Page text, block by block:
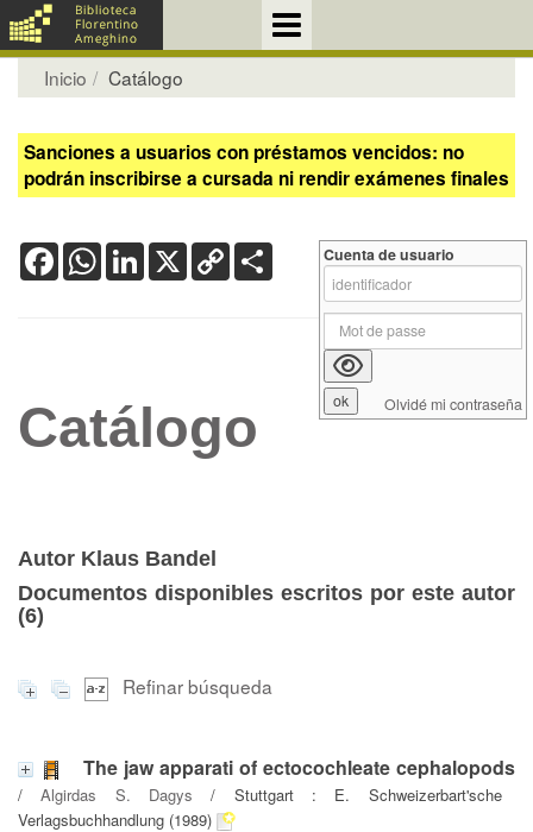
Inicio Catálogo
Sanciones a usuarios con préstamos vencidos: no
podrán inscribirse a cursada ni rendir exámenes finales
FacebookWhatsApp
LinkedIn
X Copy
Link
Catálogo
Autor Klaus Bandel
Documentos disponibles escritos por este autor
(6)
Refinar búsqueda
The jaw apparati of ectocochleate cephalopods
/Algirdas S. Dagys / Stuttgart : E. Schweizerbart'sche
Verlagsbuchhandlung (1989)
Cuenta de usuario
Olvidé mi contraseña